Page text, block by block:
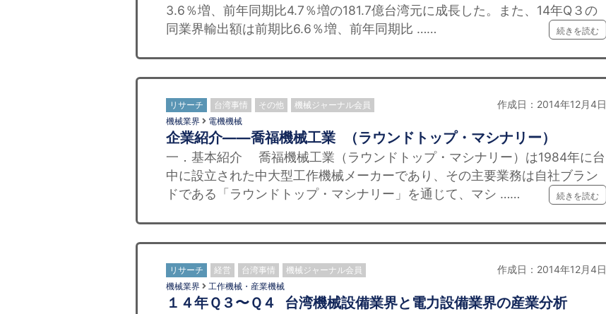
3.6％増、前年同期比4.7％増の181.7億台湾元に成長した。また、14年Q３の
同業界輸出額は前期比6.6％増、前年同期比 ……
続きを読む
リサーチ 台湾事情 その他 機械ジャーナル会員 作成日：2014年12月4日
機械業界 電機機械
企業紹介——喬福機械工業 （ラウンドトップ・マシナリー）
一．基本紹介 喬福機械工業（ラウンドトップ・マシナリー）は1984年に台
中に設立された中大型工作機械メーカーであり、その主要業務は自社ブラン
ドである「ラウンドトップ・マシナリー」を通じて、マシ ……
続きを読む
リサーチ 経営 台湾事情 機械ジャーナル会員 作成日：2014年12月4日
機械業界 工作機械・産業機械
１４年Ｑ３〜Ｑ４ 台湾機械設備業界と電力設備業界の産業分析